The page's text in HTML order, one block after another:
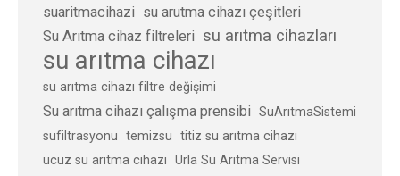
suaritmacihazi su arutma cihazı çeşitleri
Su Arıtma cihaz filtreleri su arıtma cihazları
su arıtma cihazı
su arıtma cihazı filtre değişimi
Su arıtma cihazı çalışma prensibi
SuArıtmaSistemi
sufiltrasyonu
temizsu
titiz su arıtma cihazı
ucuz su arıtma cihazı
Urla Su Arıtma Servisi